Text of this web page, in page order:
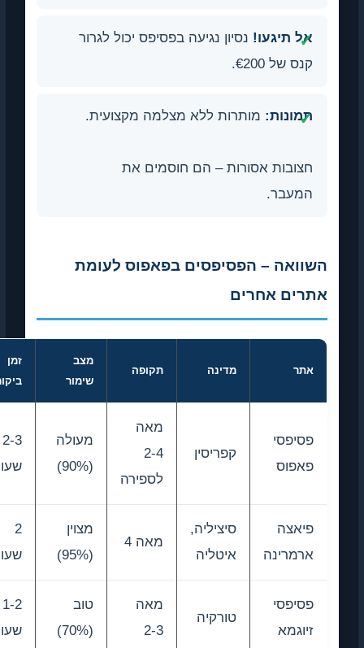
אל תיגעו!נסיון נגיעה בפסיפס יכול לגרור
קנס של €200.
תמונות:מותרות ללא מצלמה מקצועית.
חצובות אסורות – הם חוסמים את
המעבר.
השוואה – הפסיפסים בפאפוס לעומת
אתרים אחרים
מדינה תקופה
שימור
ביקור
פסיפסי
פאפוס
קפריסין
מאה
לספירה
מעולה
שעות
פיאצה
ארמרינה
סיציליה,
איטליה
מאה 4
מצוין
שעות
פסיפסי
זיוגמא
טורקיה
מאה
שעות